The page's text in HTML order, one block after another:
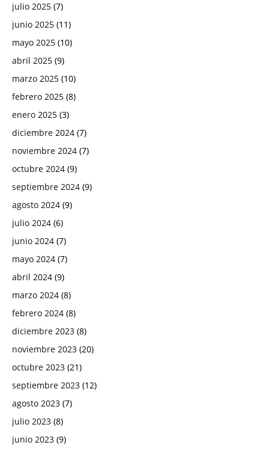
julio 2025 (7)
junio 2025 (11)
mayo 2025 (10)
abril 2025 (9)
marzo 2025 (10)
febrero 2025 (8)
enero 2025 (3)
diciembre 2024 (7)
noviembre 2024 (7)
octubre 2024 (9)
septiembre 2024 (9)
agosto 2024 (9)
julio 2024 (6)
junio 2024 (7)
mayo 2024 (7)
abril 2024 (9)
marzo 2024 (8)
febrero 2024 (8)
diciembre 2023 (8)
noviembre 2023 (20)
octubre 2023 (21)
septiembre 2023 (12)
agosto 2023 (7)
julio 2023 (8)
junio 2023 (9)